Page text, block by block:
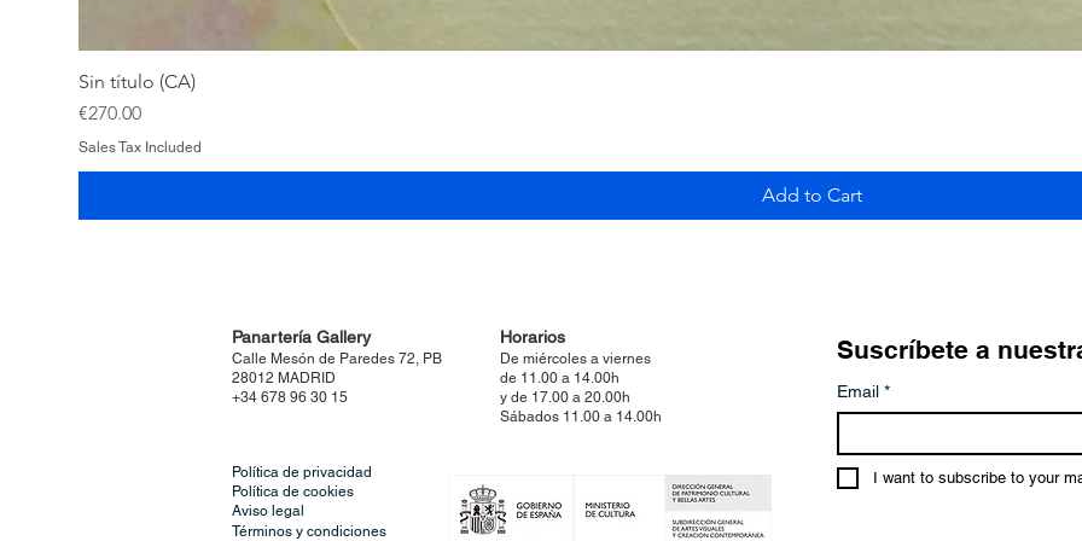
Sin título (CA)
Price
€270.00
Sales Tax Included
Add to Cart
Panartería Gallery
Calle Mesón de Paredes 72, PB
28012 MADRID
+34 678 96 30 15
Horarios
De miércoles a viernes
de 11.00 a 14.00h
y de 17.00 a 20.00h
Sábados 11.00 a 14.00h
Política de privacidad
Política de cookies
Aviso legal
Términos y condiciones
Suscríbete a
Email *
I want to subscribe to your